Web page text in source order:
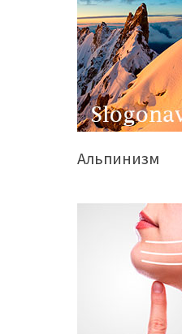
Альпинизм